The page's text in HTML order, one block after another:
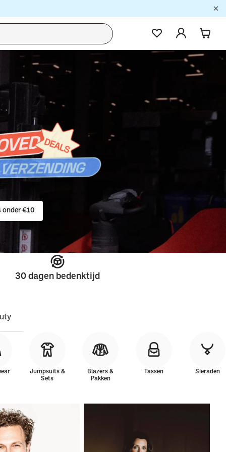
onder €10
30 dagen bedenktijd
Jumpsuits &
Sets
Blazers &
Pakken
Tassen Sieraden